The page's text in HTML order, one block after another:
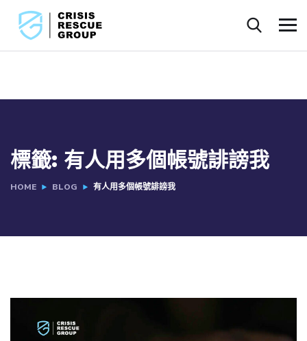
標籤: 有人用多個帳號誹謗我
HOME BLOG 有人用多個帳號誹謗我